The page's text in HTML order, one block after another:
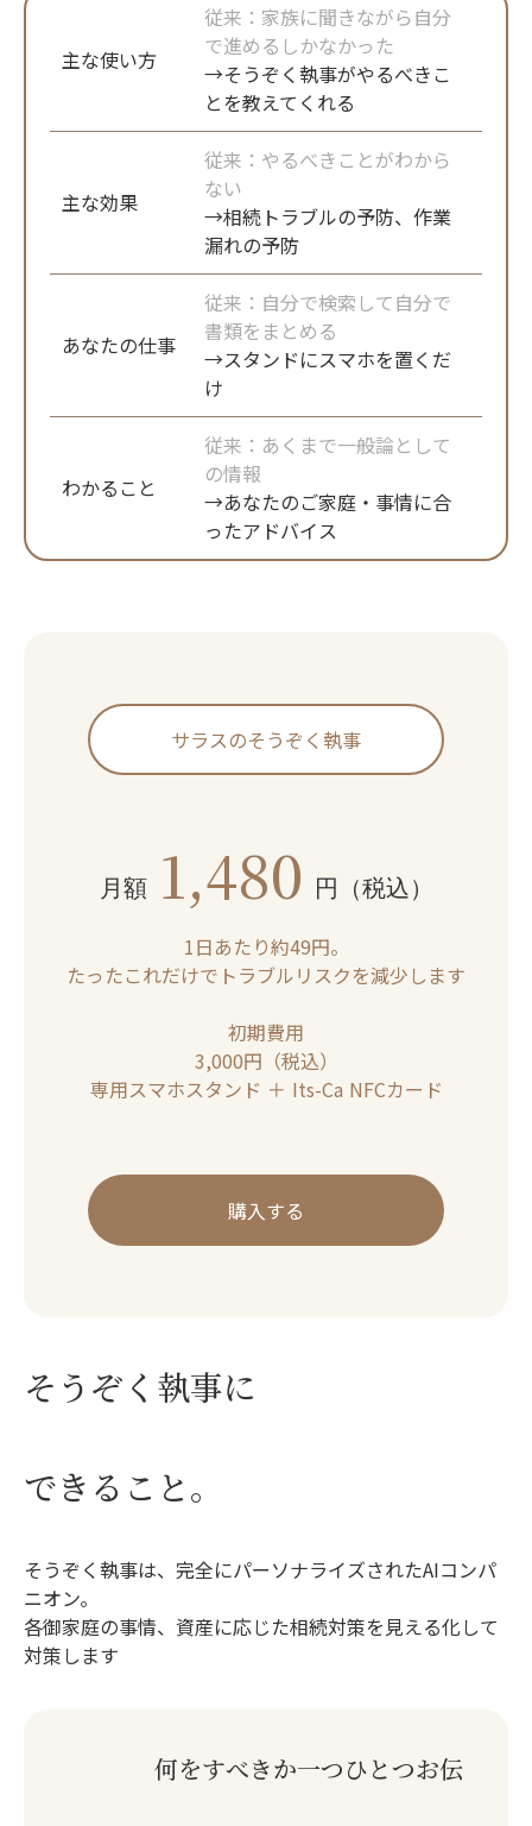
主な使い方
従来：家族に聞きながら自分
で進めるしかなかった
→そうぞく執事がやるべきこ
とを教えてくれる
主な効果
従来：やるべきことがわから
ない
→相続トラブルの予防、作業
漏れの予防
あなたの仕事
従来：自分で検索して自分で
書類をまとめる
→スタンドにスマホを置くだ
け
わかること
従来：あくまで一般論として
の情報
→あなたのご家庭・事情に合
ったアドバイス
サラスのそうぞく執事
月額 1,480 円（税込）
1日あたり約49円。
たったこれだけでトラブルリスクを減少します
初期費用
3,000円（税込）
専用スマホスタンド ＋ Its-Ca NFCカード
購入する
そうぞく執事に
できること。
そうぞく執事は、完全にパーソナライズされたAIコンパ
ニオン。
各御家庭の事情、資産に応じた相続対策を見える化して
対策します
何をすべきか一つひとつお伝